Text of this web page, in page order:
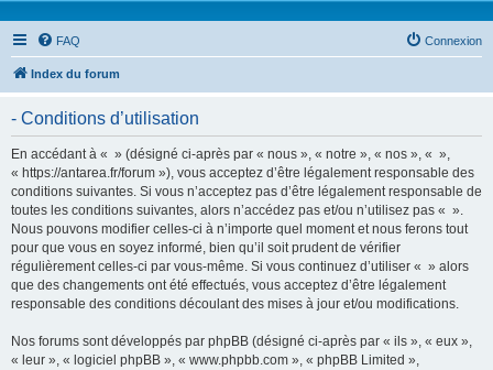
FAQ Connexion
Index du forum
- Conditions d’utilisation
En accédant à « » (désigné ci-après par « nous », « notre », « nos », « »,
« https://antarea.fr/forum »), vous acceptez d’être légalement responsable des
conditions suivantes. Si vous n’acceptez pas d’être légalement responsable de
toutes les conditions suivantes, alors n’accédez pas et/ou n’utilisez pas « ».
Nous pouvons modifier celles-ci à n’importe quel moment et nous ferons tout
pour que vous en soyez informé, bien qu’il soit prudent de vérifier
régulièrement celles-ci par vous-même. Si vous continuez d’utiliser « » alors
que des changements ont été effectués, vous acceptez d’être légalement
responsable des conditions découlant des mises à jour et/ou modifications.
Nos forums sont développés par phpBB (désigné ci-après par « ils », « eux »,
« leur », « logiciel phpBB », « www.phpbb.com », « phpBB Limited »,